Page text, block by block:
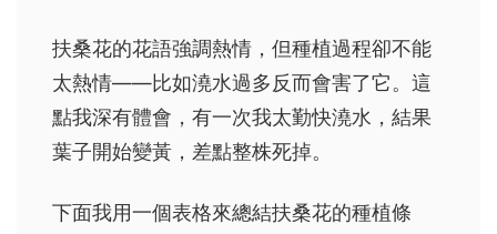
扶桑花的花語強調熱情，但種植過程卻不能
太熱情——比如澆水過多反而會害了它。這
點我深有體會，有一次我太勤快澆水，結果
葉子開始變黃，差點整株死掉。
下面我用一個表格來總結扶桑花的種植條